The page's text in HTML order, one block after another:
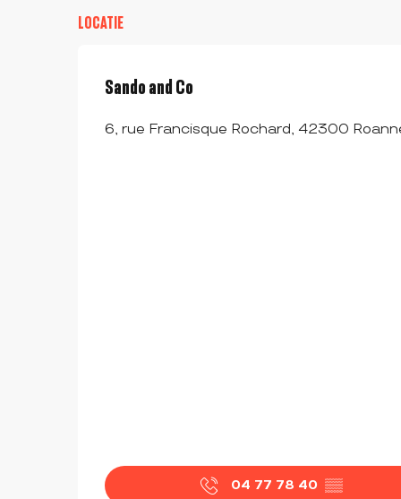
LOCATIE
Sando and Co
6, rue Francisque Rochard, 42300
04 77 78 40 ▒▒